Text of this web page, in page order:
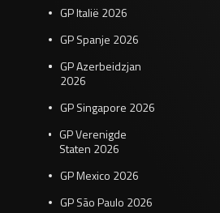
GP Italië 2026
GP Spanje 2026
GP Azerbeidzjan
2026
GP Singapore 2026
GP Verenigde
Staten 2026
GP Mexico 2026
GP São Paulo 2026